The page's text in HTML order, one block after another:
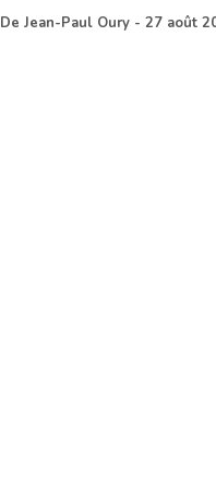
De Jean-Paul Oury - 27 août